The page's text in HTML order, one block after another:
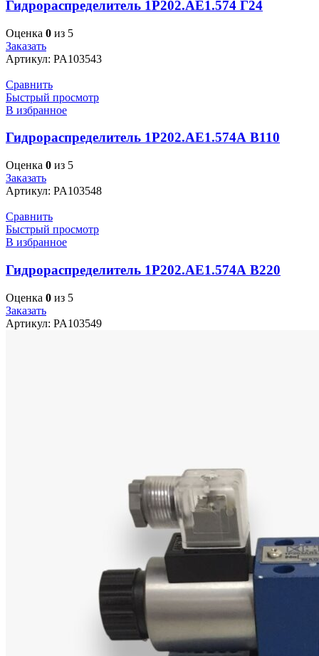
Гидрораспределитель 1Р202.АЕ1.574 Г24
Оценка 0 из 5
Заказать
Артикул: PA103543
Сравнить
Быстрый просмотр
В избранное
Гидрораспределитель 1Р202.АЕ1.574А В110
Оценка 0 из 5
Заказать
Артикул: PA103548
Сравнить
Быстрый просмотр
В избранное
Гидрораспределитель 1Р202.АЕ1.574А В220
Оценка 0 из 5
Заказать
Артикул: PA103549